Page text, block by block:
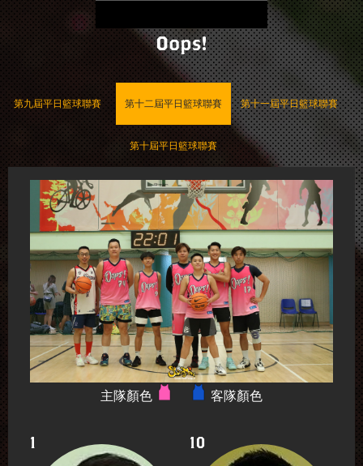
Oops!
第九屆平日籃球聯賽 第十二屆平日籃球聯賽 第十一屆平日籃球聯賽
第十屆平日籃球聯賽
主隊顏色 客隊顏色
1 10